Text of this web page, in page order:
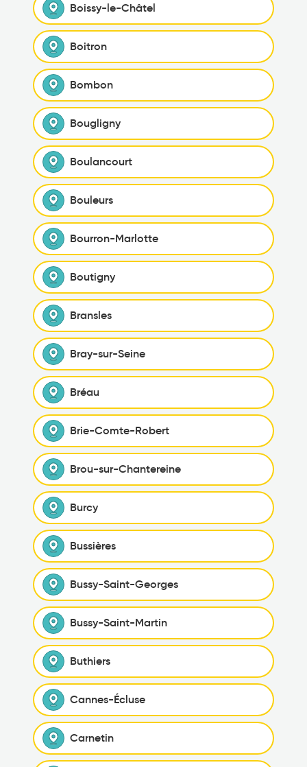
Boissy-le-Châtel
Boitron
Bombon
Bougligny
Boulancourt
Bouleurs
Bourron-Marlotte
Boutigny
Bransles
Bray-sur-Seine
Bréau
Brie-Comte-Robert
Brou-sur-Chantereine
Burcy
Bussières
Bussy-Saint-Georges
Bussy-Saint-Martin
Buthiers
Cannes-Écluse
Carnetin